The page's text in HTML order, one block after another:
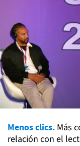
Menos clics. Más
relación con el